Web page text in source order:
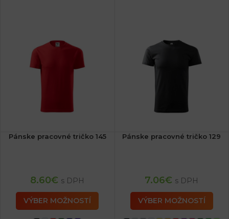
Pánske pracovné tričko 145
8.60€ s DPH
VÝBER MOŽNOSTÍ
Pánske pracovné tričko 129
7.06€ s DPH
VÝBER MOŽNOSTÍ